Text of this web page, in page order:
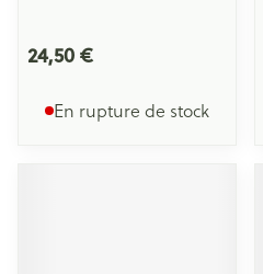
24,50 €
En rupture de stock